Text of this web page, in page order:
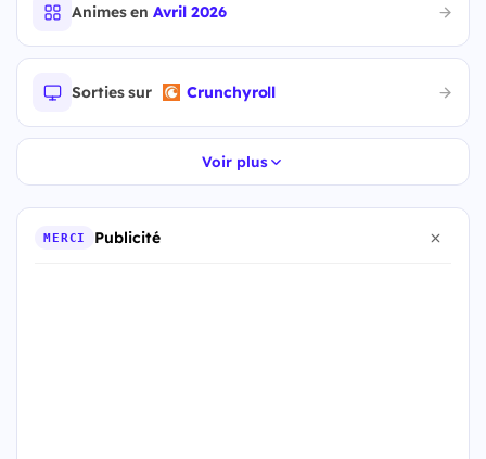
Animes enAvril 2026
Sorties sur Crunchyroll
Voir plus
MERCI Publicité